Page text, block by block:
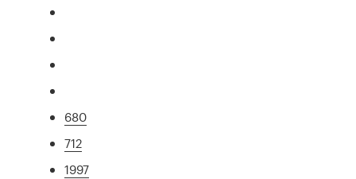
680
712
1997